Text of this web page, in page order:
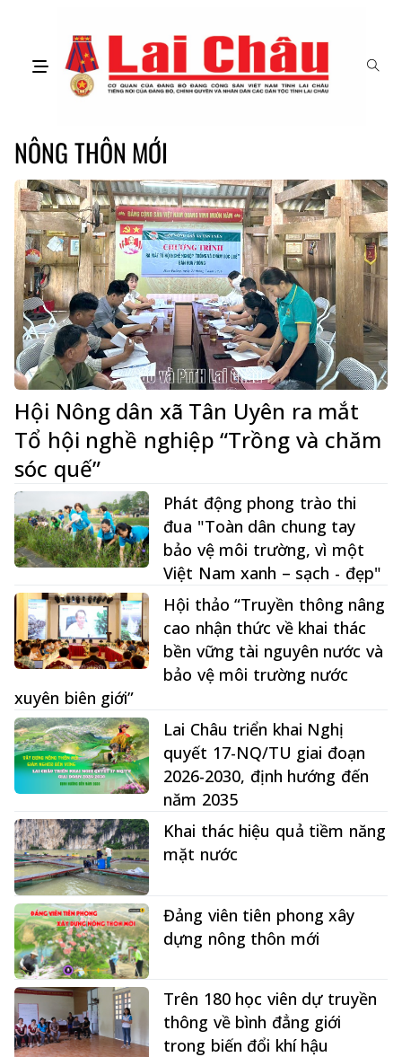
NÔNG THÔN MỚI
Hội Nông dân xã Tân Uyên ra mắt
Tổ hội nghề nghiệp “Trồng và chăm
sóc quế”
Phát động phong trào thi
đua "Toàn dân chung tay
bảo vệ môi trường, vì một
Việt Nam xanh – sạch - đẹp"
Hội thảo “Truyền thông nâng
cao nhận thức về khai thác
bền vững tài nguyên nước và
bảo vệ môi trường nước
xuyên biên giới”
Lai Châu triển khai Nghị
quyết 17-NQ/TU giai đoạn
2026-2030, định hướng đến
năm 2035
Khai thác hiệu quả tiềm năng
mặt nước
Đảng viên tiên phong xây
dựng nông thôn mới
Trên 180 học viên dự truyền
thông về bình đẳng giới
trong biến đổi khí hậu